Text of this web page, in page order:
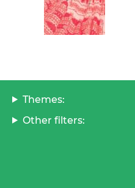
Themes:
Other filters: